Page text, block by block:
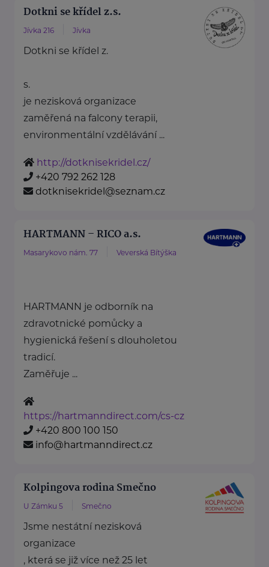
Dotkni se křídel z.s.
Jívka 216 Jívka
Dotkni se křídel z.
s.
je nezisková organizace
zaměřená na falcony terapii,
environmentální vzdělávání ...
http://dotknisekridel.cz/
+420 792 262 128
dotknisekridel@seznam.cz
HARTMANN – RICO a.s.
Masarykovo nám. 77 Veverská Bítýška
HARTMANN je odborník na
zdravotnické pomůcky a
hygienická řešení s dlouholetou
tradicí.
Zaměřuje ...
https://hartmanndirect.com/cs-cz
+420 800 100 150
info@hartmanndirect.cz
Kolpingova rodina Smečno
U Zámku 5 Smečno
Jsme nestátní nezisková
organizace
, která se již více než 25 let